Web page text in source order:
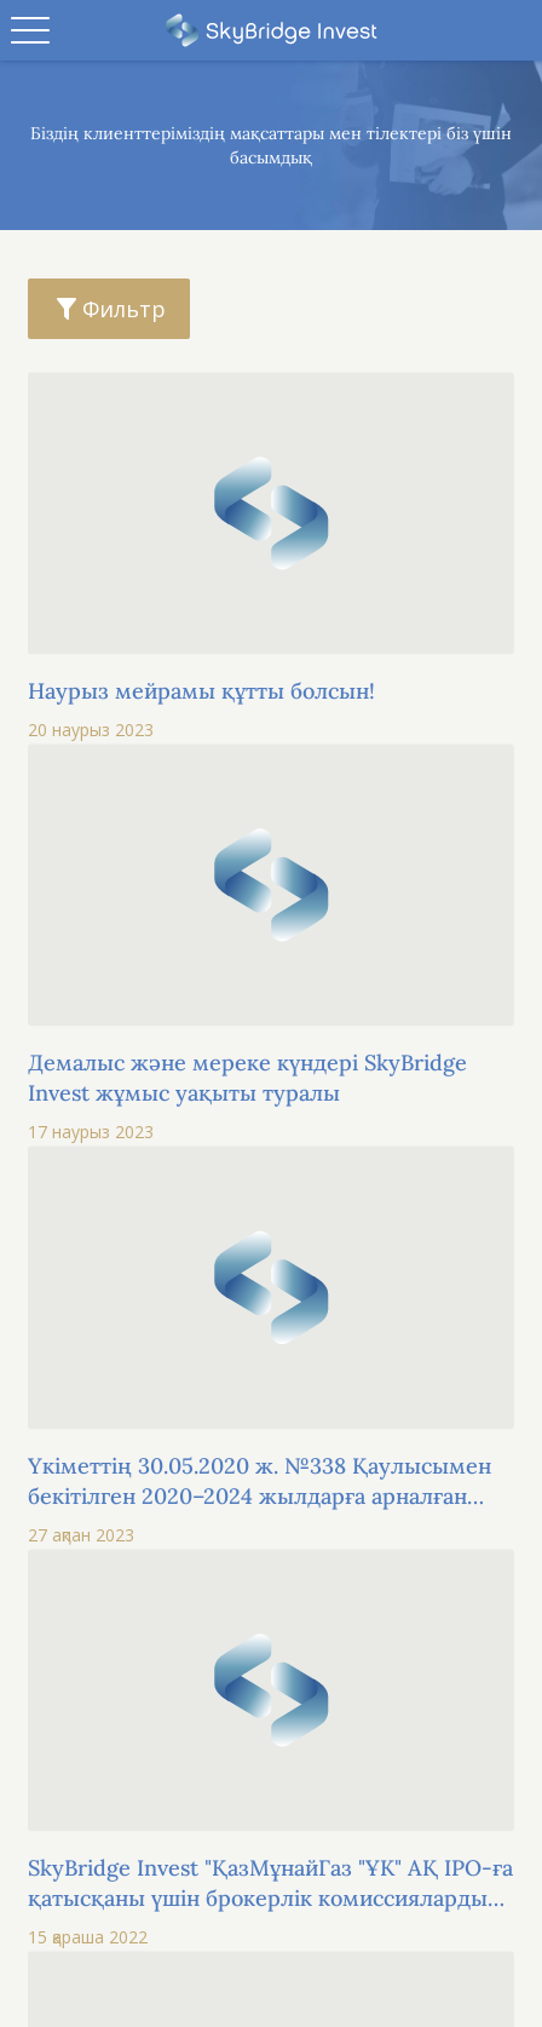
Біздің клиенттеріміздің мақсаттары мен тілектерібіз үшін
басымдық
Фильтр
Наурыз мейрамы құтты болсын!
20 наурыз 2023
Демалыс және мереке күндері SkyBridge
Invest жұмыс уақыты туралы
17 наурыз 2023
Yкіметтің 30.05.2020 ж. №338 Қаулысымен
бекітілген 2020–2024 жылдарға арналған
қаржылық сауаттылықты арттыру
27 ақпан 2023
SkyBridge Invest "ҚазМұнайГаз "ҰК" АҚ IPO-ға
қатысқаны үшін брокерлік комиссияларды
алып тастады және жаңа клиенттерді қарсы
15 қараша 2022